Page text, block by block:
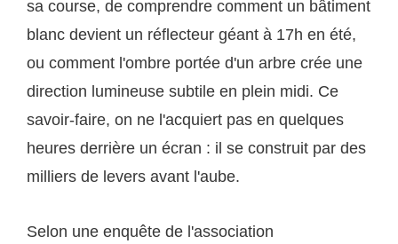
sa course, de comprendre comment un bâtiment
blanc devient un réflecteur géant à 17h en été,
ou comment l'ombre portée d'un arbre crée une
direction lumineuse subtile en plein midi. Ce
savoir-faire, on ne l'acquiert pas en quelques
heures derrière un écran : il se construit par des
milliers de levers avant l'aube.
Selon une enquête de l'association